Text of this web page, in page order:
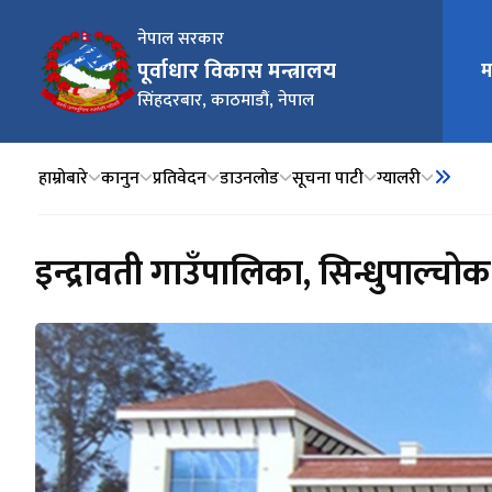
नेपाल सरकार
पूर्वाधार विकास मन्त्रालय
सिंहदरबार, काठमाडौं, नेपाल
मुख्य
हाम्रोबारे कानुन प्रतिवेदन डाउनलोड सूचना पाटी ग्यालरी
इन्द्रावती गाउँपालिका, सिन्धुपाल्चोक